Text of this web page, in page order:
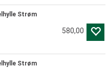
Strøm
580,00
Strøm